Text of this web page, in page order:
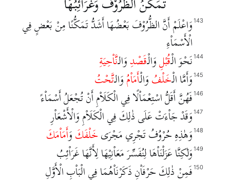
وَاعْلَمْ أَنَّ الظُّرُوْفَ بَعْضُهَا أَشَدُّ تَمَكُّنًا مِنْ بَعْضٍ فِي
الْأَسْمَاْءِ
143
نَحْوَ الْـقُبْلِوَالْـقَصْدِوَالـنَّاْحِيَةِ 144
وَأَمَّا الْـخَلْفُوَالْـأَمَاْمُوَالـتَّحْتُ 145
فَهُنَّ أَقَلُّ اسْتِعْمَاْلًا فِي الْكَلَاْمِ أَنْ تُجْعَلُ أَسْمَاْءً 146
وَقَدْ جَاْءَتْ عَلَى ذٰلِكَ فِي الْكَلَاْمِ وَالْأَشْعَاْرِ 147
وَهٰذِهِ حُرْوُفُ تَجْرِي مَجْرَىخَلْفَكَوَأَمَاْمَكَ 148
وَلٰكِنَّا عَزَلْنَاْهَا لِنُفَسِّرَ مَعَاْنِيْهَا لِأَنَّهَا غَرَاْئِبُ 149
فَمِنْ ذٰلِكَ حَرْفَاْنِ ذَكَرْنَاْهُمَا فِي الْبَاْبِ الْأَوَّلِ 150